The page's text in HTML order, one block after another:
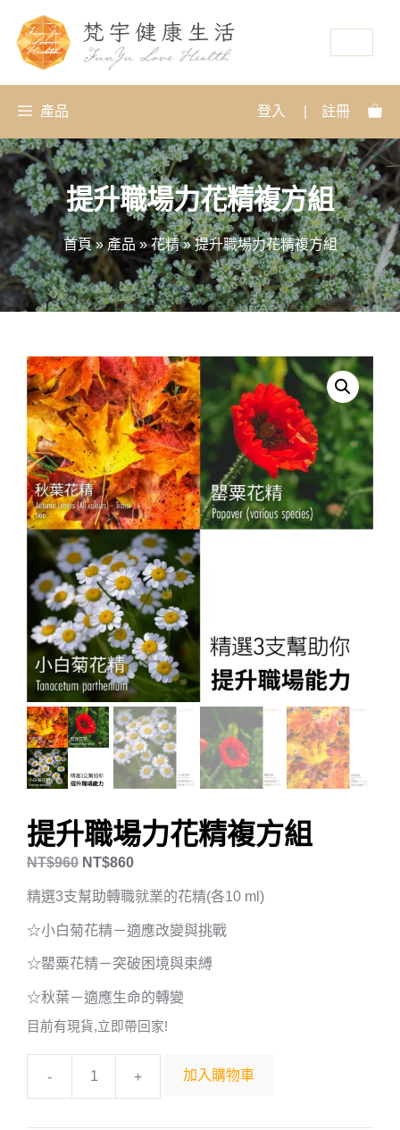
產品 登入 註冊
提升職場力花精複方組
首頁 » 產品 » 花精 » 提升職場力花精複方組
提升職場力花精複方組
NT$960 NT$860
精選3支幫助轉職就業的花精(各10 ml)
☆小白菊花精－適應改變與挑戰
☆罌粟花精－突破困境與束縛
☆秋葉－適應生命的轉變
目前有現貨,立即帶回家!
- + 加入購物車